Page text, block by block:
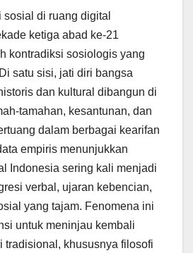
di ruang digital
ketiga abad ke-21
kontradiksi sosiologis yang
satu sisi, jati diri bangsa
dan kultural dibangun di
tamahan, kesantunan, dan
dalam berbagai kearifan
empiris menunjukkan
Indonesia sering kali menjadi
verbal, ujaran kebencian,
yang tajam. Fenomena ini
untuk meninjau kembali
tradisional, khususnya filosofi